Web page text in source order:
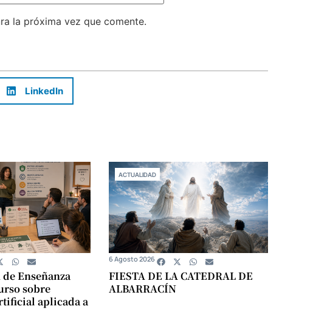
la próxima vez que comente.
LinkedIn
Enseñanza
sobre
aplicada a
ACTUALIDAD
FIESTA DE LA CATEDRAL DE
ALBARRACÍN
6 Agosto 2026